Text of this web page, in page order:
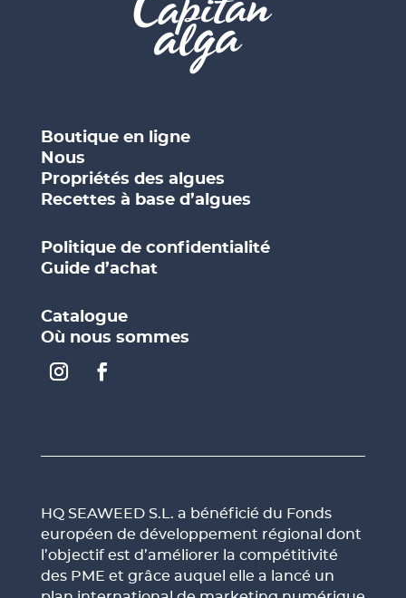
Boutique en ligne
Nous
Propriétés des algues
Recettes à base d’algues
Politique de confidentialité
Guide d’achat
Catalogue
Où nous sommes
HQ SEAWEED S.L. a bénéficié du Fonds
européen de développement régional dont
l’objectif est d’améliorer la compétitivité
des PME et grâce auquel elle a lancé un